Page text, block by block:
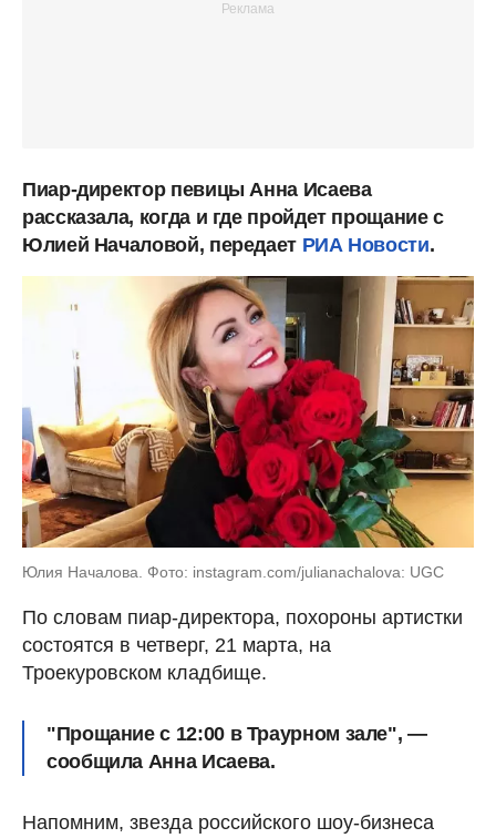
Пиар-директор певицы Анна Исаева
рассказала, когда и где пройдет прощание с
Юлией Началовой, передает РИА Новости.
Юлия Началова. Фото: instagram.com/julianachalova: UGC
По словам пиар-директора, похороны артистки
состоятся в четверг, 21 марта, на
Троекуровском кладбище.
"Прощание с 12:00 в Траурном зале", —
сообщила Анна Исаева.
Напомним, звезда российского шоу-бизнеса